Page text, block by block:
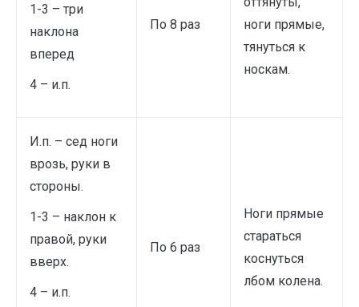
1-3 – три
наклона
вперед
4 – и.п.
По 8 раз
ноги прямые,
тянуться к
носкам.
И.п. – сед ноги
врозь, руки в
стороны.
1-3 – наклон к
правой, руки
вверх.
4 – и.п.
По 6 раз
Ноги прямые
стараться
коснуться
лбом колена.